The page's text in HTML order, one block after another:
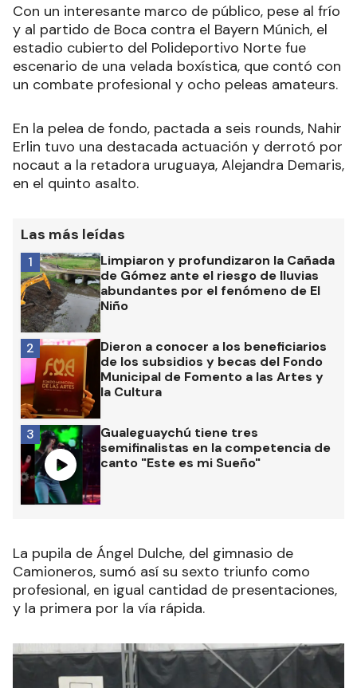
Con un interesante marco de público, pese al frío
y al partido de Boca contra el Bayern Múnich, el
estadio cubierto del Polideportivo Norte fue
escenario de una velada boxística, que contó con
un combate profesional y ocho peleas amateurs.
En la pelea de fondo, pactada a seis rounds, Nahir
Erlin tuvo una destacada actuación y derrotó por
nocaut a la retadora uruguaya, Alejandra Demaris,
en el quinto asalto.
Las más leídas
Limpiaron y profundizaron la Cañada
de Gómez ante el riesgo de lluvias
abundantes por el fenómeno de El
Niño
1
Dieron a conocer a los beneficiarios
de los subsidios y becas del Fondo
Municipal de Fomento a las Artes y
la Cultura
2
Gualeguaychú tiene tres
semifinalistas en la competencia de
canto "Este es mi Sueño"
3
La pupila de Ángel Dulche, del gimnasio de
Camioneros, sumó así su sexto triunfo como
profesional, en igual cantidad de presentaciones,
y la primera por la vía rápida.